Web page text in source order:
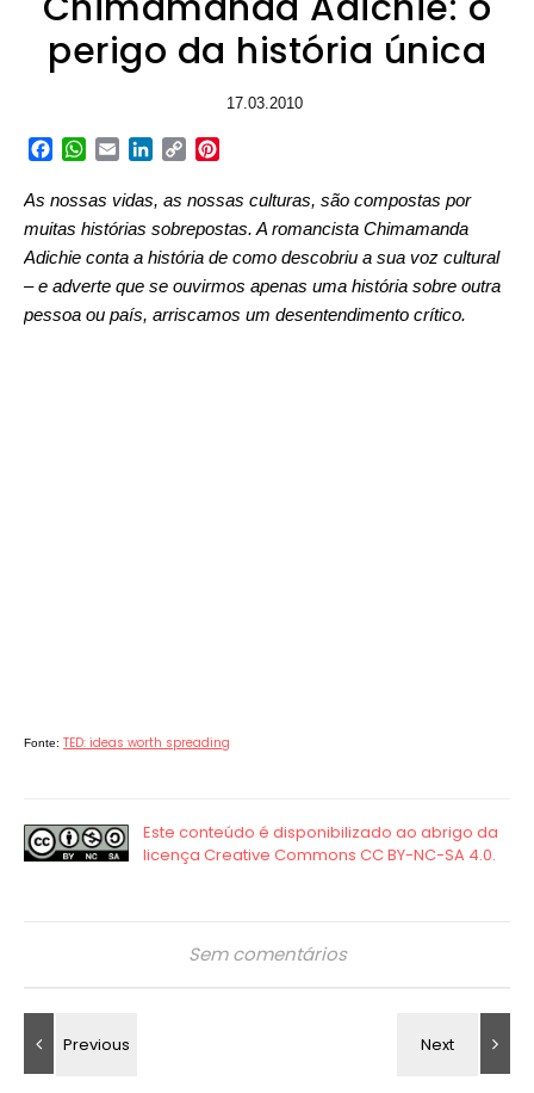
perigo da história única
17.03.2010
Facebook
WhatsApp
EmailLinkedIn
Copy
As nossas vidas, as nossas culturas, são compostas por
muitas histórias sobrepostas. A romancista Chimamanda
Adichie conta a história de como descobriu a sua voz cultural
– e adverte que se ouvirmos apenas uma história sobre outra
pessoa ou país, arriscamos um desentendimento crítico.
Fonte: TED: ideas worth spreading
Sem comentários